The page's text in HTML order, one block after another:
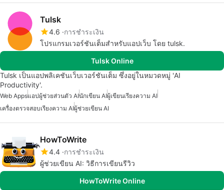
Tulsk
4.6 การชำระเงิน
โปรแกรมเวอร์ชันเต็มสำหรับแอปเว็บ โดย tulsk.
Tulsk Online
Tulsk เป็นแอปพลิเคชันเว็บเวอร์ชันเต็ม ซึ่งอยู่ในหมวดหมู่ 'AI
Productivity'.
Web Appsแอปผู้ช่วยส่วนตัว AIนักเขียน AIผู้เขียนเรียงความ AI
เครื่องตรวจสอบเรียงความ AIผู้ช่วยเขียน AI
HowToWrite
4.4 การชำระเงิน
ผู้ช่วยเขียน AI: วิธีการเขียนรีวิว
HowToWrite Online